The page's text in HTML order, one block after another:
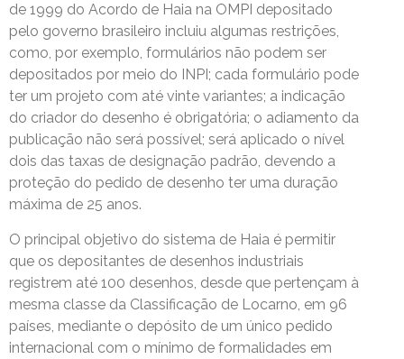
de 1999 do Acordo de Haia na OMPI depositado
pelo governo brasileiro incluiu algumas restrições,
como, por exemplo, formulários não podem ser
depositados por meio do INPI; cada formulário pode
ter um projeto com até vinte variantes; a indicação
do criador do desenho é obrigatória; o adiamento da
publicação não será possível; será aplicado o nível
dois das taxas de designação padrão, devendo a
proteção do pedido de desenho ter uma duração
máxima de 25 anos.
O principal objetivo do sistema de Haia é permitir
que os depositantes de desenhos industriais
registrem até 100 desenhos, desde que pertençam à
mesma classe da Classificação de Locarno, em 96
países, mediante o depósito de um único pedido
internacional com o mínimo de formalidades em